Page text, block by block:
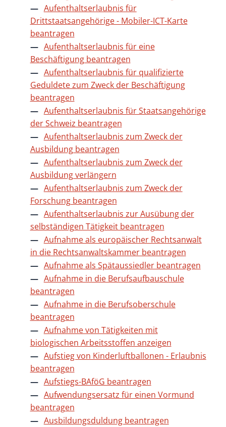
Aufenthaltserlaubnis für
Drittstaatsangehörige - Mobiler-ICT-Karte
beantragen
Aufenthaltserlaubnis für eine
Beschäftigung beantragen
Aufenthaltserlaubnis für qualifizierte
Geduldete zum Zweck der Beschäftigung
beantragen
Aufenthaltserlaubnis für Staatsangehörige
der Schweiz beantragen
Aufenthaltserlaubnis zum Zweck der
Ausbildung beantragen
Aufenthaltserlaubnis zum Zweck der
Ausbildung verlängern
Aufenthaltserlaubnis zum Zweck der
Forschung beantragen
Aufenthaltserlaubnis zur Ausübung der
selbständigen Tätigkeit beantragen
Aufnahme als europäischer Rechtsanwalt
in die Rechtsanwaltskammer beantragen
Aufnahme als Spätaussiedler beantragen
Aufnahme in die Berufsaufbauschule
beantragen
Aufnahme in die Berufsoberschule
beantragen
Aufnahme von Tätigkeiten mit
biologischen Arbeitsstoffen anzeigen
Aufstieg von Kinderluftballonen - Erlaubnis
beantragen
Aufstiegs-BAföG beantragen
Aufwendungsersatz für einen Vormund
beantragen
Ausbildungsduldung beantragen